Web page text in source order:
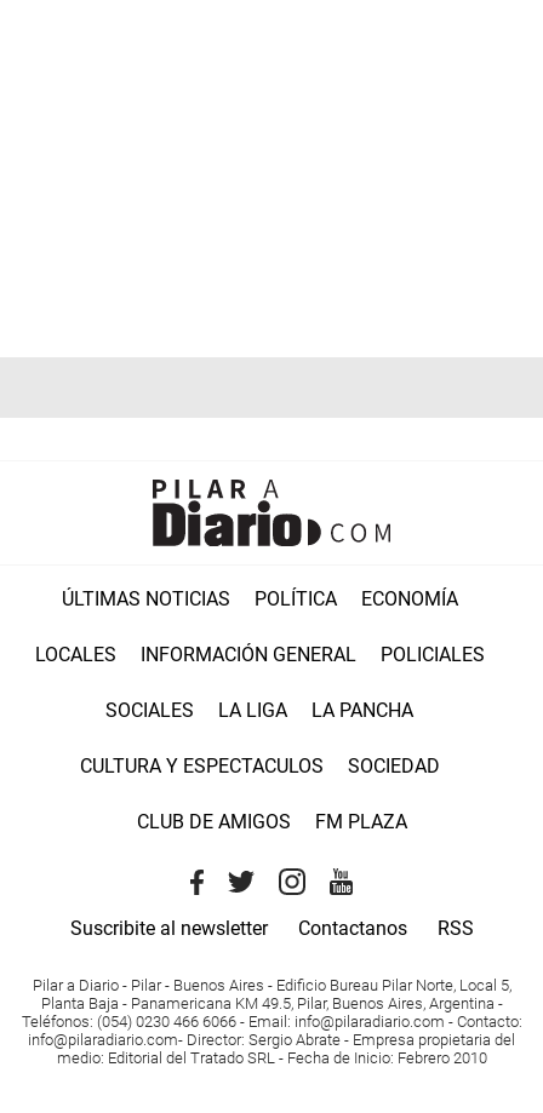
ÚLTIMAS NOTICIAS POLÍTICA ECONOMÍA
LOCALES INFORMACIÓN GENERAL POLICIALES
SOCIALES LA LIGA LA PANCHA
CULTURA Y ESPECTACULOS SOCIEDAD
CLUB DE AMIGOS FM PLAZA
Suscribite al newsletter Contactanos RSS
Pilar a Diario - Pilar - Buenos Aires - Edificio Bureau Pilar Norte, Local 5,
Planta Baja - Panamericana KM 49.5, Pilar, Buenos Aires, Argentina -
Teléfonos: (054) 0230 466 6066 - Email : info@pilaradiario.com - Contacto:
info@pilaradiario.com- Director: Sergio Abrate - Empresa propietaria del
medio: Editorial del Tratado SRL - Fecha de Inicio: Febrero 2010